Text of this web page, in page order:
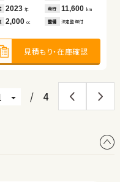
2023年 走行 11,600 km
2,000cc 整備 法定整備付
見積もり・在庫確認
見積もり・在庫確認
2019年 走行 37,300 km
660cc 整備 法定整備付
見積もり・在庫確認
/ 4